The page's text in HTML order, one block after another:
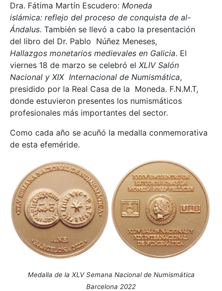
Dra. Fátima Martín Escudero: Moneda
islámica: reflejo del proceso de conquista de al-
Ándalus. También se llevó a cabo la presentación
del libro del Dr. Pablo Núñez Meneses,
Hallazgos monetarios medievales en Galicia. El
viernes 18 de marzo se celebró el XLIV Salón
Nacional y XIX Internacional de Numismática,
presidido por la Real Casa de la Moneda. F.N.M.T,
donde estuvieron presentes los numismáticos
profesionales más importantes del sector.
Como cada año se acuñó la medalla conmemorativa
de esta efeméride.
Medalla de la XLV Semana Nacional de Numismática
Barcelona 2022